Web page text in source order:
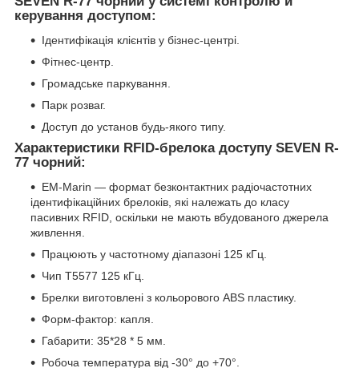
керування доступом:
Ідентифікація клієнтів у бізнес-центрі.
Фітнес-центр.
Громадське паркування.
Парк розваг.
Доступ до установ будь-якого типу.
Характеристики RFID-брелока доступу SEVEN R-
77 чорний:
EM-Marin — формат безконтактних радіочастотних
ідентифікаційних брелоків, які належать до класу
пасивних RFID, оскільки не мають вбудованого джерела
живлення.
Працюють у частотному діапазоні 125 кГц.
Чип Т5577 125 кГц.
Брелки виготовлені з кольорового ABS пластику.
Форм-фактор: капля.
Габарити: 35*28 * 5 мм.
Робоча температура від -30° до +70°.